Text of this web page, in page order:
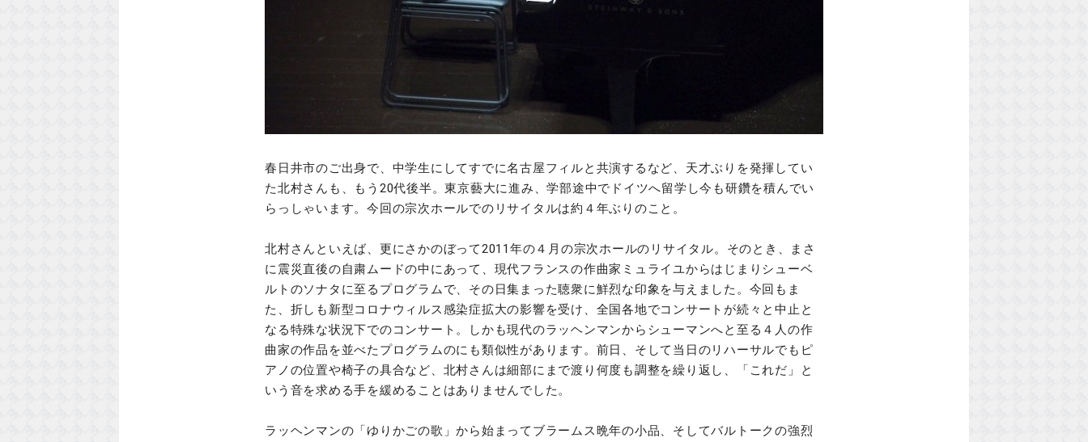
春日井市のご出身で、中学生にしてすでに名古屋フィルと共演するなど、天才ぶりを発揮してい
た北村さんも、もう20代後半。東京藝大に進み、学部途中でドイツへ留学し今も研鑽を積んでい
らっしゃいます。今回の宗次ホールでのリサイタルは約４年ぶりのこと。
北村さんといえば、更にさかのぼって2011年の４月の宗次ホールのリサイタル。そのとき、まさ
に震災直後の自粛ムードの中にあって、現代フランスの作曲家ミュライユからはじまりシューベ
ルトのソナタに至るプログラムで、その日集まった聴衆に鮮烈な印象を与えました。今回もま
た、折しも新型コロナウィルス感染症拡大の影響を受け、全国各地でコンサートが続々と中止と
なる特殊な状況下でのコンサート。しかも現代のラッヘンマンからシューマンへと至る４人の作
曲家の作品を並べたプログラムのにも類似性があります。前日、そして当日のリハーサルでもピ
アノの位置や椅子の具合など、北村さんは細部にまで渡り何度も調整を繰り返し、「これだ」と
いう音を求める手を緩めることはありませんでした。
ラッヘンマンの「ゆりかごの歌」から始まってブラームス晩年の小品、そしてバルトークの強烈